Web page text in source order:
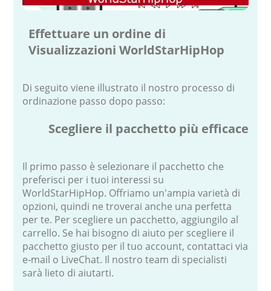
Effettuare un ordine di
Visualizzazioni WorldStarHipHop
Di seguito viene illustrato il nostro processo di
ordinazione passo dopo passo:
Scegliere il pacchetto più efficace
Il primo passo è selezionare il pacchetto che
preferisci per i tuoi interessi su
WorldStarHipHop. Offriamo un'ampia varietà di
opzioni, quindi ne troverai anche una perfetta
per te. Per scegliere un pacchetto, aggiungilo al
carrello. Se hai bisogno di aiuto per scegliere il
pacchetto giusto per il tuo account, contattaci via
e-mail o LiveChat. Il nostro team di specialisti
sarà lieto di aiutarti.